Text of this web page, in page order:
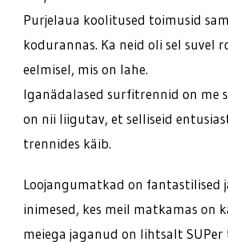
Purjelaua koolitused toimusid
kodurannas. Ka neid oli sel suvel
eelmisel, mis on lahe.
Iganädalased surfitrennid on me
on nii liigutav, et selliseid
trennides käib.
Loojangumatkad on fantastilised
inimesed, kes meil matkamas on
meiega jaganud on lihtsalt SUPer